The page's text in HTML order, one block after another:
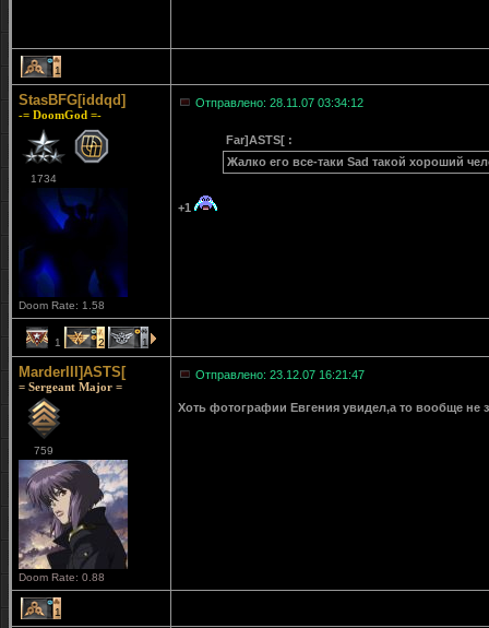
1
StasBFG[iddqd]
-= DoomGod =-
1734
Doom Rate: 1.58
Отправлено: 28.11.07 03:34:12
Far]ASTS[ :
Жалко его все-таки Sad такой хороший
+1
1 2 1
MarderIII]ASTS[
= Sergeant Major =
759
Doom Rate: 0.88
Отправлено: 23.12.07 16:21:47
Хоть фотографии Евгения увидел,а то вообще не
1